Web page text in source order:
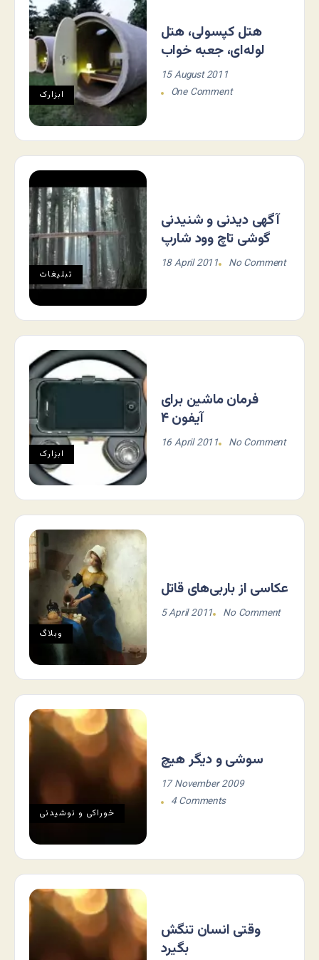
ابزارک
هتل کپسولی، هتل
لوله‌ای، جعبه خواب
15 August 2011
One Comment
تبلیغات
آگهی دیدنی و شنیدنی
گوشی تاچ وود شارپ
18 April 2011 No Comment
ابزارک
فرمان ماشین برای
آیفون ۴
16 April 2011 No Comment
وبلاگ
عکاسی از باربی‌های قاتل
5 April 2011 No Comment
خوراکی و نوشیدنی
سوشی و دیگر هیچ
17 November 2009
4 Comments
وقتی انسان تنگش
بگیرد